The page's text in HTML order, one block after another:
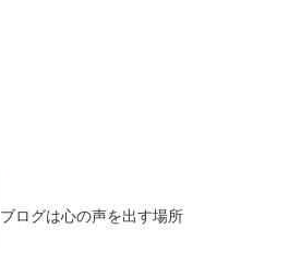
ブログは心の声を出す場所